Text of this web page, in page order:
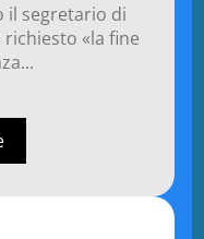
il segretario di
«la fine